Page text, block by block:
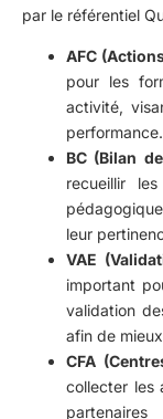
par le référentiel
AFC
pour les
activité,
performance.
BC (Bilan
recueillir
leur
VAE
important
validation
afin de
CFA
collecter les